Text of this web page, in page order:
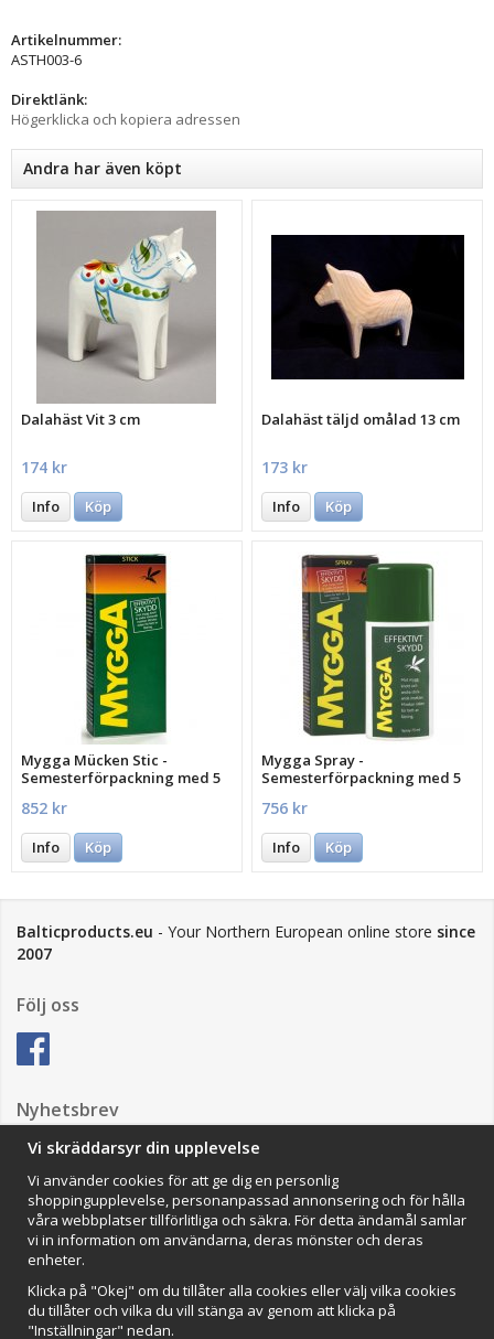
Artikelnummer:
ASTH003-6
Direktlänk:
Högerklicka och kopiera adressen
Andra har även köpt
Dalahäst Vit 3 cm
174 kr
Info Köp
Dalahäst täljd omålad 13 cm
173 kr
Info Köp
Mygga Mücken Stic -
Semesterförpackning med 5
852 kr
Info Köp
Mygga Spray -
Semesterförpackning med 5
756 kr
Info Köp
Balticproducts.eu - Your Northern European online store since
2007
Följ oss
Nyhetsbrev
Impressum
VAMOS Commerce AB
Organisationsnummer: 559502-0453
Vi skräddarsyr din upplevelse
Vi använder cookies för att ge dig en personlig
shoppingupplevelse, personanpassad annonsering och för hålla
våra webbplatser tillförlitliga och säkra. För detta ändamål samlar
vi in information om användarna, deras mönster och deras
enheter.
Klicka på "Okej" om du tillåter alla cookies eller välj vilka cookies
du tillåter och vilka du vill stänga av genom att klicka på
"Inställningar" nedan.